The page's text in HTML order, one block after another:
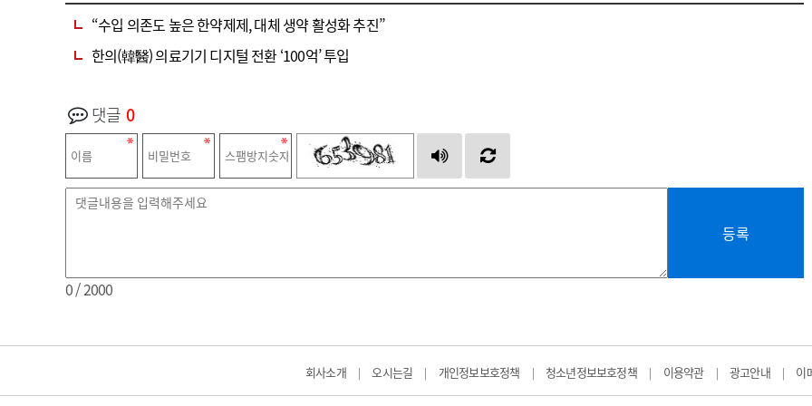
“수입 의존도 높은 한약제제, 대체 생약 활성화 추진”
한의(韓醫) 의료기기 디지털 전환 ‘100억’ 투입
댓글 0
등록
0/ 2000
회사소개 | 오시는길 | 개인정보보호정책 | 청소년정보보호정책 | 이용약관 | 광고안내 | 이